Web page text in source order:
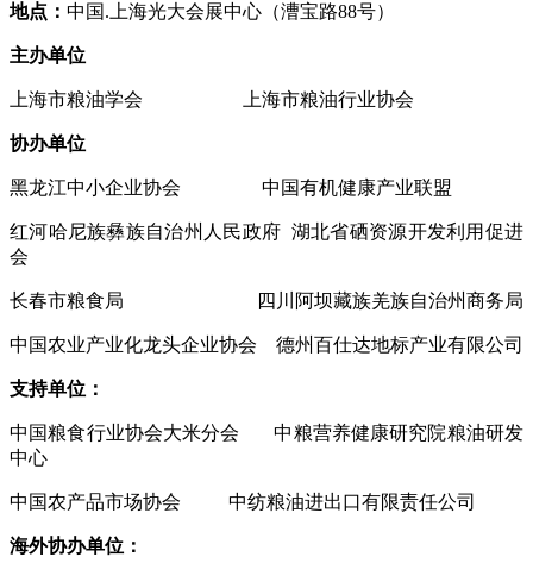
地点 ： 中国.上海光大会展中心（漕宝路88号）
主办单位
上海市粮油学会 上海市粮油行业协会
协办单位
黑龙江中小企业协会 中国有机健康产业联盟
红河哈尼族彝族自治州人民政府 湖北省硒资源开发利用促进
会
长春市粮食局 四川阿坝藏族羌族自治州商务局
中国农业产业化龙头企业协会 德州百仕达地标产业有限公司
支持单位：
中国粮食行业协会大米分会 中粮营养健康研究院粮油研发
中心
中国农产品市场协会 中纺粮油进出口有限责任公司
海外协办单位：